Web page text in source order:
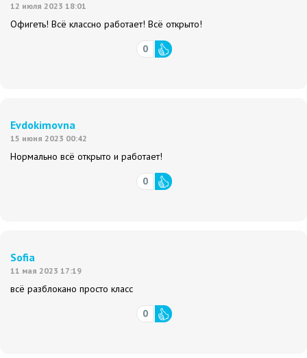
12 июля 2023 18:01
Офигеть! Всё классно работает! Всё открыто!
0
Evdokimovna
15 июня 2023 00:42
Нормально всё открыто и работает!
0
Sofia
11 мая 2023 17:19
всё разблокано просто класс
0